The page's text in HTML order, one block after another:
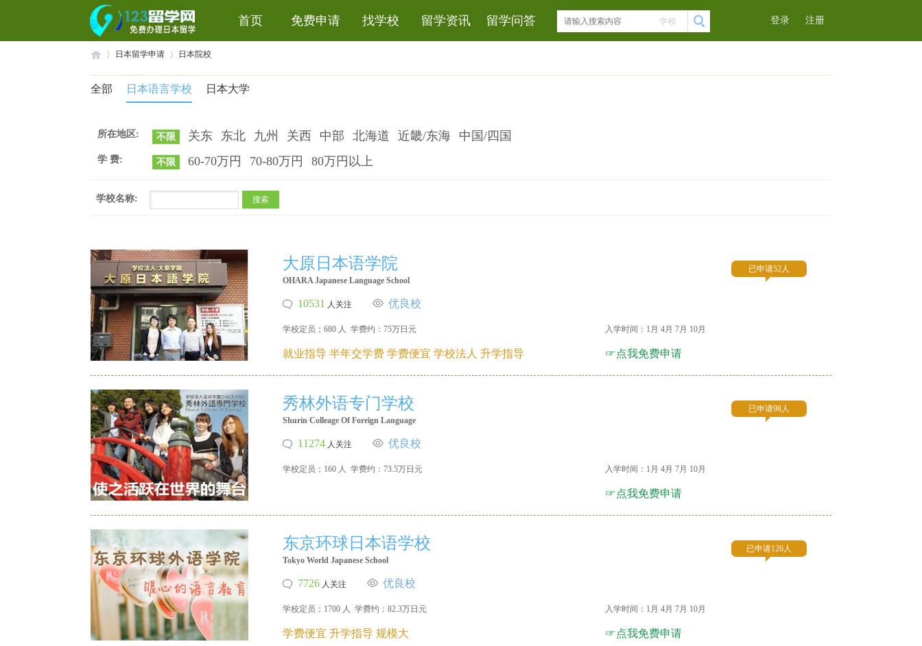
首页 免费申请 找学校 留学资讯 留学问答 学校 登录 注册
日
留
日本留学申请 日本院校
全部 日本语言学校 日本大学
所在地区: 不限 关东 东北 九州 关西 中部 北海道 近畿/东海 中国/四国
学 费: 不限 60-70万円 70-80万円 80万円以上
学校名称: 搜索
大原日本语学院
OHARA Japanese Language School
10531 人关注 优良校
入学时间：1月 4月 7月 10月
学校定员；680 人 学费约：75万日元
☞点我免费申请
就业指导 半年交学费 学费便宜 学校法人 升学指导
已申请52人
秀林外语专门学校
Shurin Colleage Of Foreign Language
11274 人关注 优良校
入学时间：1月 4月 7月 10月
学校定员；160 人 学费约：73.5万日元
☞点我免费申请
已申请98人
东京环球日本语学校
Tokyo World Japanese School
7726 人关注 优良校
入学时间：1月 4月 7月 10月
学校定员；1700 人 学费约：82.3万日元
☞点我免费申请
学费便宜 升学指导 规模大
已申请126人